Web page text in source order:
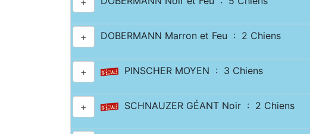
+ DOBERMANN Marron et Feu : 2 Chiens
+ PINSCHER MOYEN : 3 Chiens
+ SCHNAUZER GÉANT Noir : 2 Chiens